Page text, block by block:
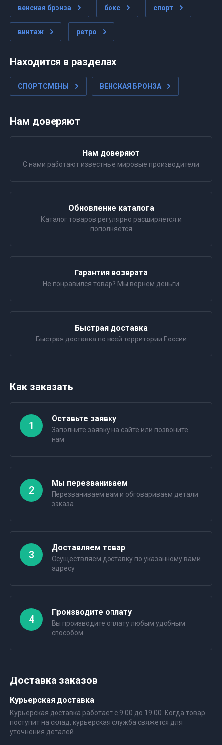
венская бронза бокс спорт
винтаж ретро
Находится в разделах
СПОРТСМЕНЫ ВЕНСКАЯ БРОНЗА
Нам доверяют
Нам доверяют
С нами работают известные мировые производители
Обновление каталога
Каталог товаров регулярно расширяется и
пополняется
Гарантия возврата
Не понравился товар? Мы вернем деньги
Быстрая доставка
Быстрая доставка по всей территории России
Как заказать
1
Оставьте заявку
Заполните заявку на сайте или позвоните
нам
2
Мы перезваниваем
Перезваниваем вам и обговариваем детали
заказа
3
Доставляем товар
Осуществляем доставку по указанному вами
адресу
4
Производите оплату
Вы производите оплату любым удобным
способом
Доставка заказов
Курьерская доставка
Курьерская доставка работает с 9.00 до 19.00. Когда товар
поступит на склад, курьерская служба свяжется для
уточнения деталей.